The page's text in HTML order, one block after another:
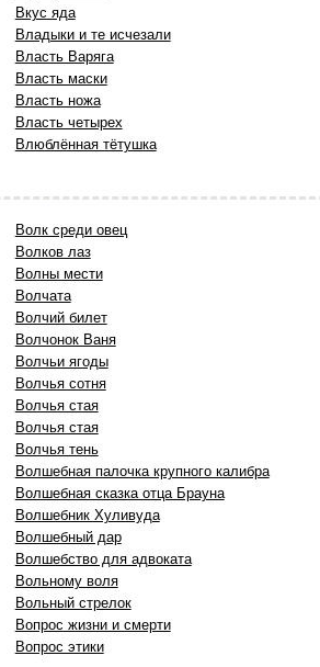
Вкус яда
Владыки и те исчезали
Власть Варяга
Власть маски
Власть ножа
Власть четырех
Влюблённая тётушка
Волк среди овец
Волков лаз
Волны мести
Волчата
Волчий билет
Волчонок Ваня
Волчьи ягоды
Волчья сотня
Волчья стая
Волчья стая
Волчья тень
Волшебная палочка крупного калибра
Волшебная сказка отца Брауна
Волшебник Хуливуда
Волшебный дар
Волшебство для адвоката
Вольному воля
Вольный стрелок
Вопрос жизни и смерти
Вопрос этики